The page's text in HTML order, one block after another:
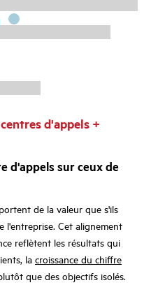
d'appels +
d'appels sur ceux de
de la valeur que s'ils
l'entreprise. Cet alignement
reflètent les résultats qui
la croissance du chiffre
que des objectifs isolés.